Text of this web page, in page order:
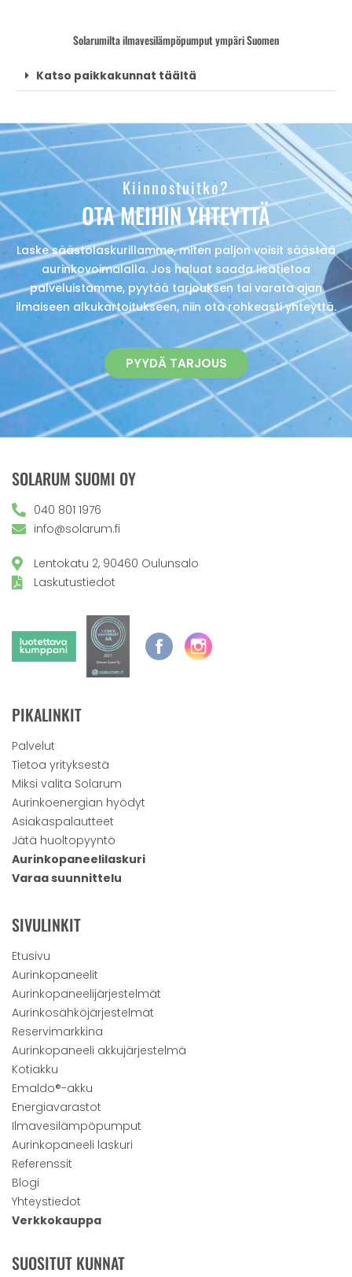
Solarumilta ilmavesilämpöpumput ympäri Suomen
Katso paikkakunnat täältä
Kiinnostuitko?
OTA MEIHIN YHTEYTTÄ
Laske säästölaskurillamme, miten paljon voisit säästää
aurinkovoimalalla. Jos haluat saada lisätietoa
palveluistamme, pyytää tarjouksen tai varata ajan
ilmaiseen alkukartoitukseen, niin ota rohkeasti yhteyttä.
PYYDÄ TARJOUS
SOLARUM SUOMI OY
040 801 1976
info@solarum.fi
Lentokatu 2, 90460 Oulunsalo
Laskutustiedot
PIKALINKIT
Palvelut
Tietoa yrityksestä
Miksi valita Solarum
Aurinkoenergian hyödyt
Asiakaspalautteet
Jätä huoltopyyntö
Aurinkopaneelilaskuri
Varaa suunnittelu
SIVULINKIT
Etusivu
Aurinkopaneelit
Aurinkopaneelijärjestelmät
Aurinkosähköjärjestelmät
Reservimarkkina
Aurinkopaneeli akkujärjestelmä
Kotiakku
Emaldo®-akku
Energiavarastot
Ilmavesilämpöpumput
Aurinkopaneeli laskuri
Referenssit
Blogi
Yhteystiedot
Verkkokauppa
SUOSITUT KUNNAT